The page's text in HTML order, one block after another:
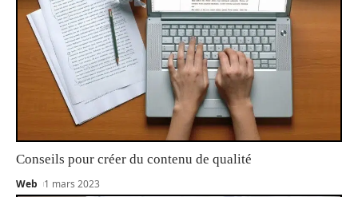
Conseils pour créer du contenu de qualité
Web 1 mars 2023